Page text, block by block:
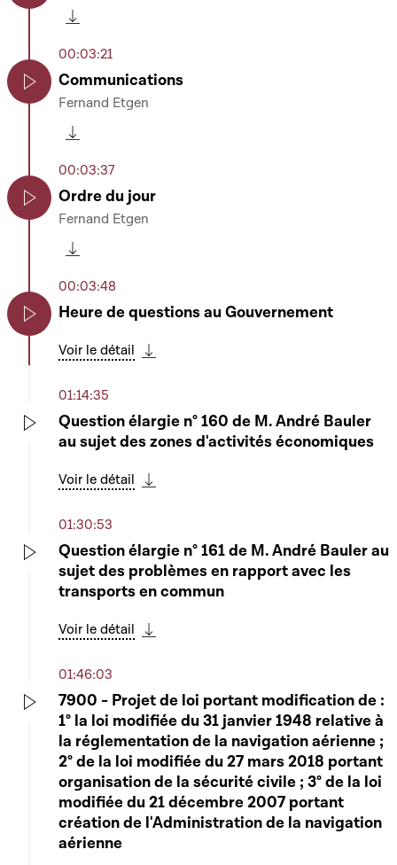
00:03:21
Communications
Fernand Etgen
00:03:37
Ordre du jour
Fernand Etgen
00:03:48
Heure de questions au Gouvernement
Voir le détail
01:14:35
Question élargie n° 160 de M. André Bauler
au sujet des zones d'activités économiques
Voir le détail
01:30:53
Question élargie n° 161 de M. André Bauler au
sujet des problèmes en rapport avec les
transports en commun
Voir le détail
01:46:03
7900 - Projet de loi portant modification de :
1° la loi modifiée du 31 janvier 1948 relative à
la réglementation de la navigation aérienne ;
2° de la loi modifiée du 27 mars 2018 portant
organisation de la sécurité civile ; 3° de la loi
modifiée du 21 décembre 2007 portant
création de l'Administration de la navigation
aérienne